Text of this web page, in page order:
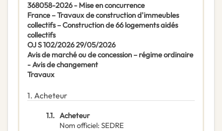
368058-2026 - Mise en concurrence
France – Travaux de construction d'immeubles
collectifs – Construction de 66 logements aidés
collectifs
OJ S 102/2026 29/05/2026
Avis de marché ou de concession – régime ordinaire
- Avis de changement
Travaux
1. Acheteur
1.1. Acheteur
Nom officiel: SEDRE